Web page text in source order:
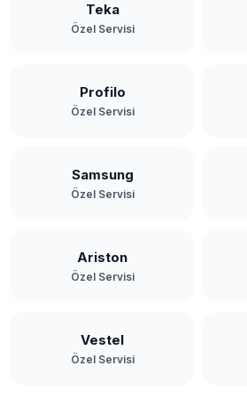
Teka
Özel Servisi
Profilo
Özel Servisi
Samsung
Özel Servisi
Ariston
Özel Servisi
Vestel
Özel Servisi